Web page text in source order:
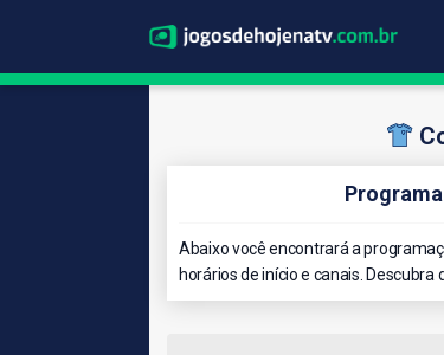
Abaixo você encontrará a
horários de início e canais.